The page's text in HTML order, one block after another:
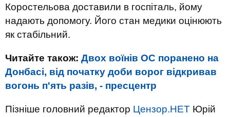
Коростельова доставили в госпіталь, йому
надають допомогу. Його стан медики оцінюють
як стабільний.
Читайте також: Двох воїнів ОС поранено на
Донбасі, від початку доби ворог відкривав
вогонь п'ять разів, - пресцентр
Пізніше головний редактор Цензор.НЕТ Юрій